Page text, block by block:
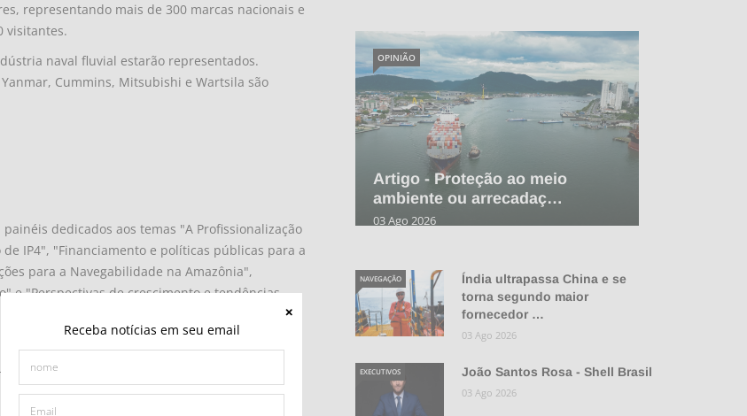
Receba notícias em seu email
representando mais de 300 marcas nacionais e
visitantes.
naval fluvial estarão representados.
Cummins, Mitsubishi e Wartsila são
dedicados aos temas "A Profissionalização
IP4", "Financiamento e políticas públicas para a
para a Navegabilidade na Amazônia",
e "Perspectivas de crescimento e tendências
Econômico, Ciência, Tecnologia e
Artigo - Proteção ao meio
ambiente ou arrecadaç…
03 Ago 2026
OPINIÃO
Índia ultrapassa China e se
torna segundo maior
fornecedor …
NAVEGAÇÃO
03 Ago 2026
João Santos Rosa - Shell Brasil
EXECUTIVOS
03 Ago 2026